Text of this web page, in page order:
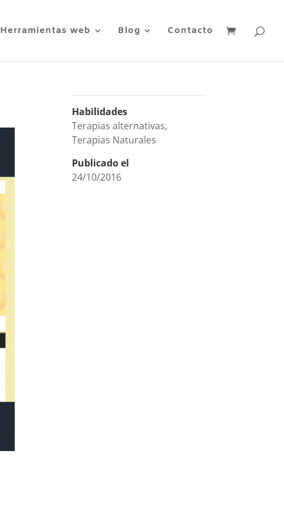
Herramientas web Blog Contacto
Habilidades
Terapias alternativas,
Terapias Naturales
Publicado el
24/10/2016